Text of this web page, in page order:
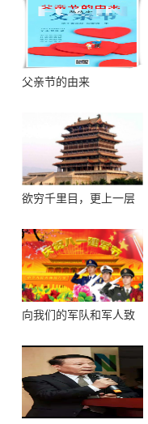
父亲节的由来
欲穷千里目，更上一层
向我们的军队和军人致